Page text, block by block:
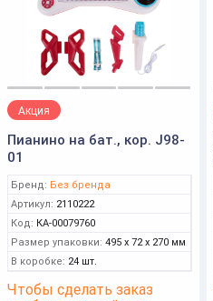
Акция
Пианино на бат., кор. J98-
01
Бренд: Без бренда
Артикул: 2110222
Код: КА-00079760
Размер упаковки: 495 x 72 x 270 мм
В коробке: 24 шт.
Чтобы сделать заказ